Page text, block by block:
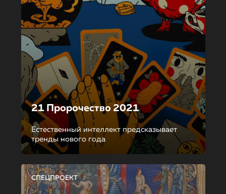
21 Пророчество 2021
Естественный интеллект предсказывает
тренды нового года
СПЕЦПРОЕКТ